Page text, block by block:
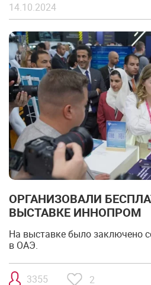
14.10.2024
ОРГАНИЗОВАЛИ
ВЫСТАВКЕ ИННОПРОМ
На выставке было заключено
в ОАЭ.
3355 2